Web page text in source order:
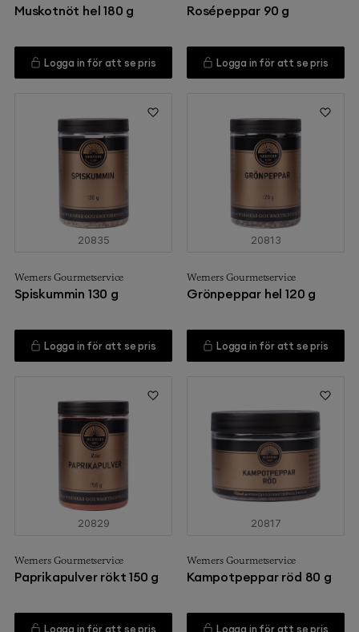
Muskotnöt hel 180 g
Logga in för att se pris
Rosépeppar 90 g
Logga in för att se pris
20835
Werners Gourmetservice
Spiskummin 130 g
Logga in för att se pris
20813
Werners Gourmetservice
Grönpeppar hel 120 g
Logga in för att se pris
20829
Werners Gourmetservice
Paprikapulver rökt 150 g
Logga in för att se pris
20817
Werners Gourmetservice
Kampotpeppar röd 80 g
Logga in för att se pris